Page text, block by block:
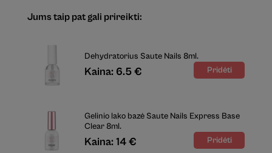
Jums taip pat gali prireikti:
Dehydratorius Saute Nails 8ml.
Kaina: 6.5 €
Gelinio lako bazė Saute Nails Express Base
Clear 8ml.
Kaina: 14 €